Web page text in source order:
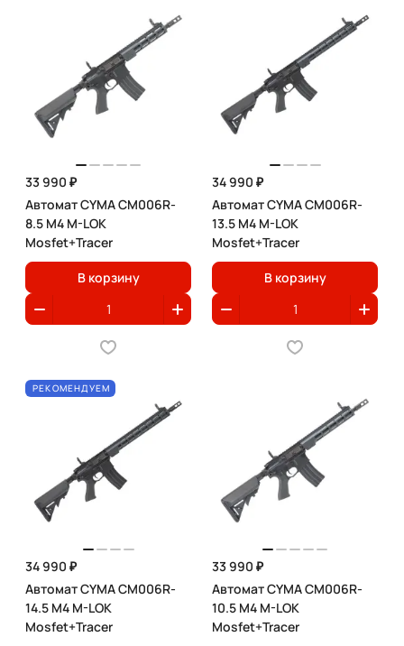
33 990 ₽
Автомат CYMA CM006R-
8.5 M4 M-LOK
Mosfet+Tracer
В корзину
34 990 ₽
Автомат CYMA CM006R-
13.5 M4 M-LOK
Mosfet+Tracer
В корзину
РЕКОМЕНДУЕМ
34 990 ₽
Автомат CYMA CM006R-
14.5 M4 M-LOK
Mosfet+Tracer
33 990 ₽
Автомат CYMA CM006R-
10.5 M4 M-LOK
Mosfet+Tracer